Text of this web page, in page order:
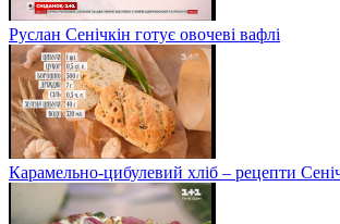
Руслан Сенічкін готує овочеві вафлі
Карамельно-цибулевий хліб – рецепти